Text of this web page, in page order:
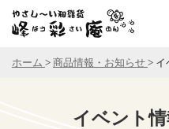
ホーム > 商品情報・お知らせ > イ
イベント